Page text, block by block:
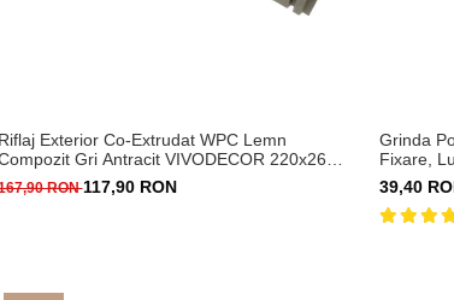
Riflaj Exterior Co-Extrudat WPC Lemn
Gri Antracit VIVODECOR 220x26
mm, Lungime 2.9 m
RON117,90 RON
Grinda
Fixare,
39,40